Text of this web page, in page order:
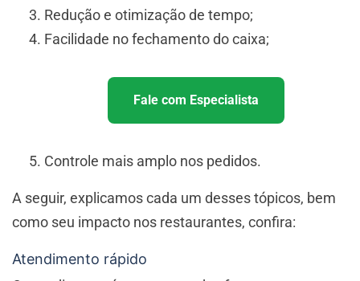
Redução e otimização de tempo;
Facilidade no fechamento do caixa;
Fale com Especialista
Controle mais amplo nos pedidos.
A seguir, explicamos cada um desses tópicos, bem
como seu impacto nos restaurantes, confira:
Atendimento rápido